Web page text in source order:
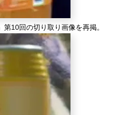
10回の切り取り画像を再掲。